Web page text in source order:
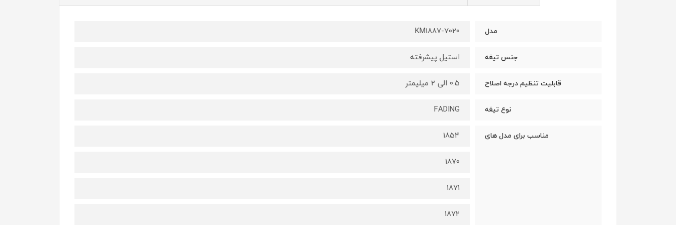
مدل KM1887-7020
جنس تیغه استیل پیشرفته
قابلیت تنظیم درجه اصلاح 0.5 الی 2 میلیمتر
نوع تیغه FADING
مناسب برای مدل های 1854
1870
1871
1872